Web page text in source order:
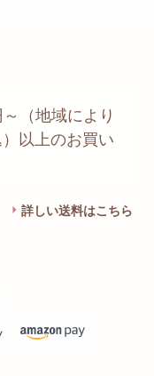
（地域により
以上のお買い
詳しい送料はこちら